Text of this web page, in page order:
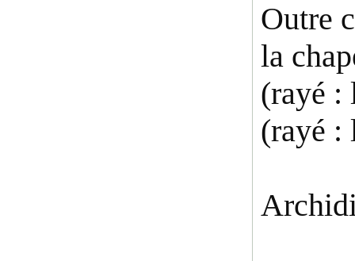
Outre
la
(rayé :
(rayé :